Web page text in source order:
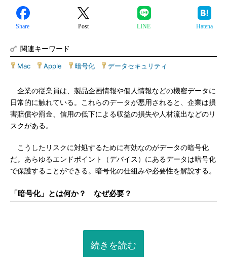
Share Post LINE Hatena
関連キーワード
Mac Apple 暗号化 データセキュリティ
企業の従業員は、製品企画情報や個人情報などの機密データに
日常的に触れている。これらのデータが悪用されると、企業は損
害賠償や罰金、信用の低下による収益の損失や人材流出などのリ
スクがある。
こうしたリスクに対処するために有効なのがデータの暗号化
だ。あらゆるエンドポイント（デバイス）にあるデータは暗号化
で保護することができる。暗号化の仕組みや必要性を解説する。
「暗号化」とは何か？ なぜ必要？
続きを読む